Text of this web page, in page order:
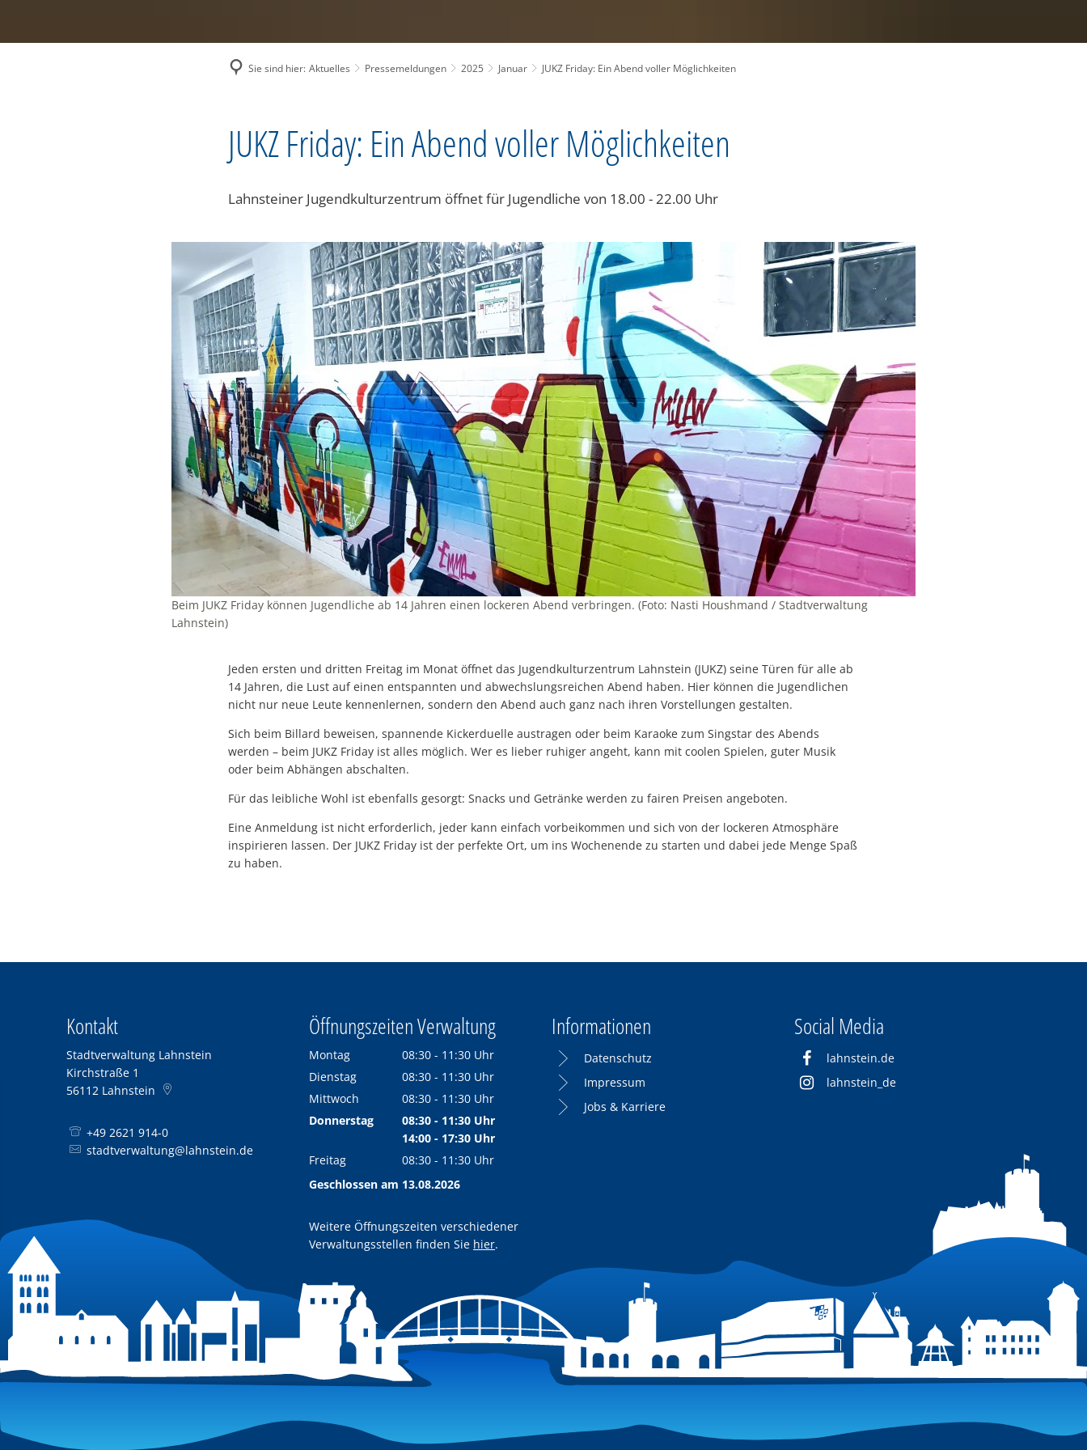
Sie sind hier: Aktuelles Pressemeldungen 2025 Januar JUKZ Friday: Ein Abend voller Möglichkeiten
JUKZ Friday: Ein Abend voller Möglichkeiten
Lahnsteiner Jugendkulturzentrum öffnet für Jugendliche von 18.00 - 22.00 Uhr
Beim JUKZ Friday können Jugendliche ab 14 Jahren einen lockeren Abend verbringen. (Foto: Nasti Houshmand / Stadtverwaltung
Lahnstein)
Jeden ersten und dritten Freitag im Monat öffnet das Jugendkulturzentrum Lahnstein (JUKZ) seine Türen für alle ab
14 Jahren, die Lust auf einen entspannten und abwechslungsreichen Abend haben. Hier können die Jugendlichen
nicht nur neue Leute kennenlernen, sondern den Abend auch ganz nach ihren Vorstellungen gestalten.
Sich beim Billard beweisen, spannende Kickerduelle austragen oder beim Karaoke zum Singstar des Abends
werden – beim JUKZ Friday ist alles möglich. Wer es lieber ruhiger angeht, kann mit coolen Spielen, guter Musik
oder beim Abhängen abschalten.
Für das leibliche Wohl ist ebenfalls gesorgt: Snacks und Getränke werden zu fairen Preisen angeboten.
Eine Anmeldung ist nicht erforderlich, jeder kann einfach vorbeikommen und sich von der lockeren Atmosphäre
inspirieren lassen. Der JUKZ Friday ist der perfekte Ort, um ins Wochenende zu starten und dabei jede Menge Spaß
zu haben.
Kontakt
Stadtverwaltung Lahnstein
Kirchstraße 1
56112 Lahnstein
+49 2621 914-0
stadtverwaltung@lahnstein.de
Öffnungszeiten Verwaltung
Montag 08:30 - 11:30 Uhr
Von 08:30 bis 11:30 Uhr
Dienstag 08:30 - 11:30 Uhr
Von 08:30 bis 11:30 Uhr
Mittwoch 08:30 - 11:30 Uhr
Von 08:30 bis 11:30 Uhr
Donnerstag 08:30 - 11:30 Uhr
Von 08:30 bis 11:30 Uhr
14:00 - 17:30 Uhr
Von 14:00 bis 17:30 Uhr
Freitag 08:30 - 11:30 Uhr
Von 08:30 bis 11:30 Uhr
Geschlossen am 13.08.2026
Weitere Öffnungszeiten verschiedener
Verwaltungsstellen finden Sie hier.
Informationen
Datenschutz
Impressum
Jobs & Karriere
Social Media
lahnstein.de
lahnstein_de